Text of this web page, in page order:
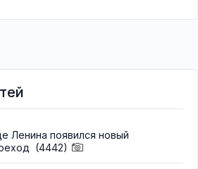
Ленина появился новый
(4442)